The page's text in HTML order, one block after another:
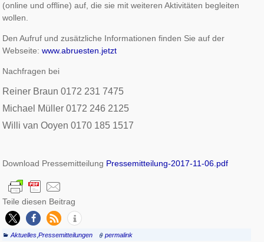
(online und offline) auf, die sie mit weiteren Aktivitäten begleiten
wollen.
Den Aufruf und zusätzliche Informationen finden Sie auf der
Webseite:www.abruesten.jetzt
Nachfragen bei
Reiner Braun 0172 231 7475
Michael Müller 0172 246 2125
Willi van Ooyen 0170 185 1517
Download Pressemitteilung Pressemitteilung-2017-11-06.pdf
Teile diesen Beitrag
Aktuelles ,Pressemitteilungen permalink